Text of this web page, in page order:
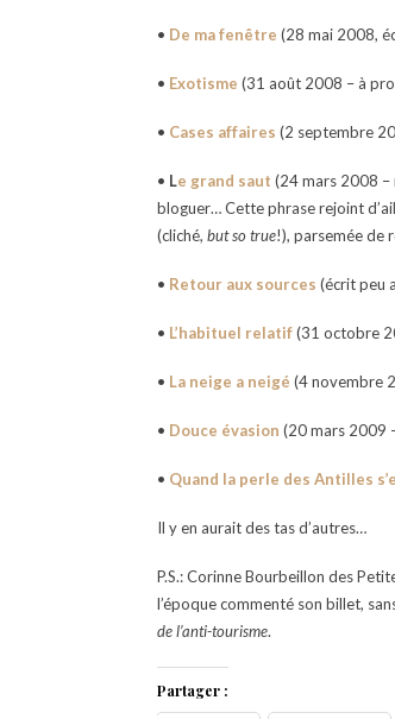
• De ma fenêtre (28 mai 2008,
• Exotisme (31 août 2008 – à
• Cases affaires (2 septembre
• Le grand saut (24 mars 2008 –
bloguer… Cette phrase rejoint
(cliché, but so true!), parsemée de
• Retour aux sources (écrit peu
• L’habituel relatif(31 octobre
• La neige a neigé (4 novembre
• Douce évasion (20 mars 2009
• Quand la perle des Antilles
Il y en aurait des tas d’autres…
P.S.: Corinne Bourbeillon des
l’époque commenté son billet,
de l’anti-tourisme.
Partager :